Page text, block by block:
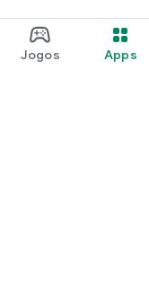
Jogos Apps